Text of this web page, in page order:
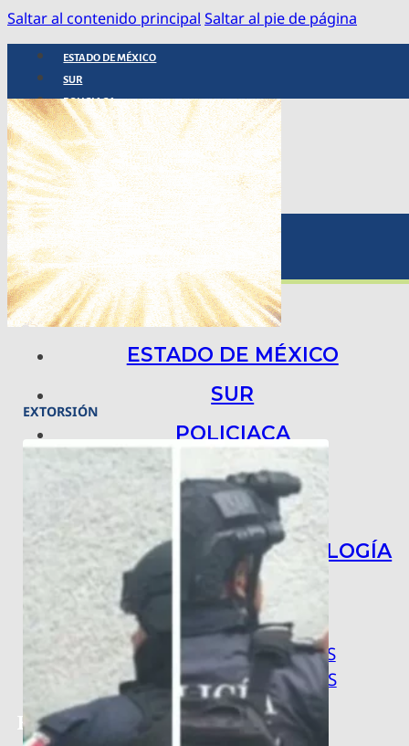
Saltar al contenido principal Saltar al pie de página
ESTADO DE MÉXICO
SUR
POLICIACA
NACIONAL
INTERNACIONAL
ARTE, CIENCIA Y TECNOLOGÍA
COLUMNAS
BAJO LA LUPA
RASTROS Y ROSTROS
VÍNCULOS ANIMALES
ESTADO DE MÉXICO
SUR
POLICIACA
NACIONAL
INTERNACIONAL
ARTE, CIENCIA Y TECNOLOGÍA
COLUMNAS
BAJO LA LUPA
RASTROS Y ROSTROS
VÍNCULOS ANIMALES
EXTORSIÓN